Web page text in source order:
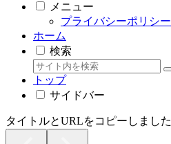
メニュー
プライバシーポリシー
ホーム
検索
トップ
サイドバー
タイトルとURLをコピーしました